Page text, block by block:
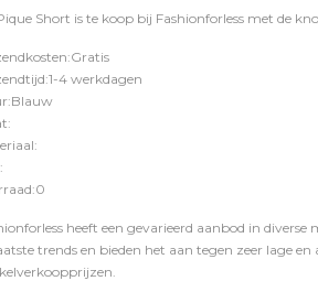
Short is te koop bij Fashionforless met de
4 werkdagen
heeft een gevarieerd aanbod in
trends en bieden het aan tegen zeer lage